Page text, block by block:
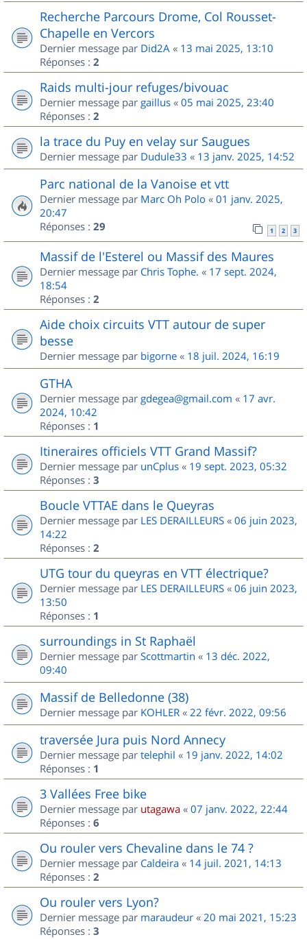
Recherche Parcours Drome, Col Rousset-
Chapelle en Vercors
Dernier message par Did2A « 13 mai 2025, 13:10
Réponses : 2
Raids multi-jour refuges/bivouac
Dernier message par gaillus « 05 mai 2025, 23:40
Réponses : 2
la trace du Puy en velay sur Saugues
Dernier message par Dudule33 « 13 janv. 2025, 14:52
Parc national de la Vanoise et vtt
Dernier message par Marc Oh Polo « 01 janv. 2025,
20:47
Réponses : 29 1 2 3
Massif de l'Esterel ou Massif des Maures
Dernier message par Chris Tophe. « 17 sept. 2024,
18:54
Réponses : 2
Aide choix circuits VTT autour de super
besse
Dernier message par bigorne « 18 juil. 2024, 16:19
GTHA
Dernier message par gdegea@gmail.com « 17 avr.
2024, 10:42
Réponses : 1
Itineraires officiels VTT Grand Massif?
Dernier message par unCplus « 19 sept. 2023, 05:32
Réponses : 3
Boucle VTTAE dans le Queyras
Dernier message par LES DERAILLEURS « 06 juin 2023,
14:22
Réponses : 2
UTG tour du queyras en VTT électrique?
Dernier message par LES DERAILLEURS « 06 juin 2023,
13:50
Réponses : 1
surroundings in St Raphaël
Dernier message par Scottmartin « 13 déc. 2022,
09:40
Massif de Belledonne (38)
Dernier message par KOHLER « 22 févr. 2022, 09:56
traversée Jura puis Nord Annecy
Dernier message par telephil « 19 janv. 2022, 14:02
Réponses : 1
3 Vallées Free bike
Dernier message par utagawa « 07 janv. 2022, 22:44
Réponses : 6
Ou rouler vers Chevaline dans le 74 ?
Dernier message par Caldeira « 14 juil. 2021, 14:13
Réponses : 2
Ou rouler vers Lyon?
Dernier message par maraudeur « 20 mai 2021, 15:23
Réponses : 3